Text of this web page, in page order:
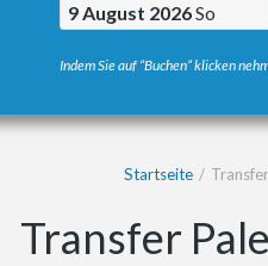
9 August 2026So
Indem Sie auf “Buchen” klicken
Startseite
Transfer